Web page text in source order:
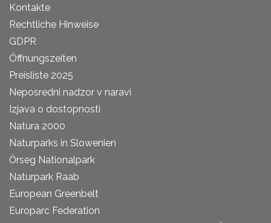
Kontakte
Rechtliche Hinweise
GDPR
Öffnungszeiten
Preisliste 2025
Neposredni nadzor v naravi
Izjava o dostopnosti
Natura 2000
Naturparks in Slowenien
Őrseg Nationalpark
Naturpark Raab
European Greenbelt
Europarc Federation